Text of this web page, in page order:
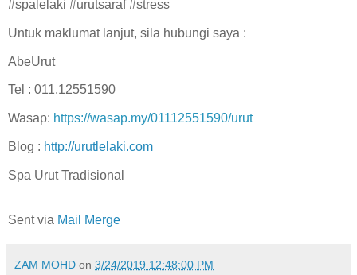
#spalelaki #urutsaraf #stress
Untuk maklumat lanjut, sila hubungi saya :
AbeUrut
Tel : 011.12551590
Wasap: https://wasap.my/01112551590/urut
Blog : http://urutlelaki.com
Spa Urut Tradisional
Sent via Mail Merge
ZAM MOHD on 3/24/2019 12:48:00 PM